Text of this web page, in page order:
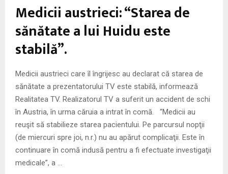
Medicii austrieci: “Starea de
sănătate a lui Huidu este
stabilă”.
Medicii austrieci care îl îngrijesc au declarat că starea de
sănătate a prezentatorului TV este stabilă, informează
Realitatea TV. Realizatorul TV a suferit un accident de schi
în Austria, în urma căruia a intrat în comă. “Medicii au
reuşit să stabilieze starea pacientului. Pe parcursul nopţii
(de miercuri spre joi, n.r.) nu au apărut complicaţii. Este în
continuare în comă indusă pentru a fi efectuate investigaţii
medicale”, a …